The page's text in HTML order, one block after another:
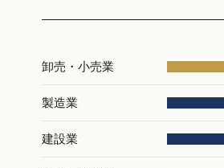
卸売・小売業
製造業
建設業